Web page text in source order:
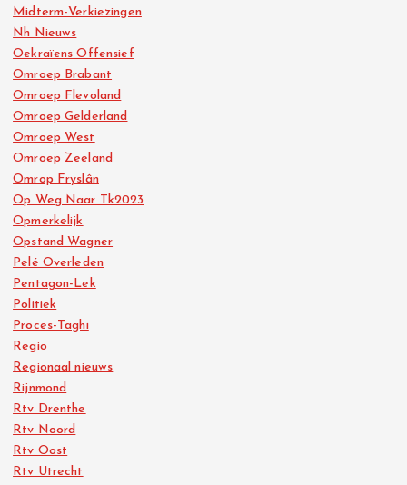
Midterm-Verkiezingen
Nh Nieuws
Oekraïens Offensief
Omroep Brabant
Omroep Flevoland
Omroep Gelderland
Omroep West
Omroep Zeeland
Omrop Fryslân
Op Weg Naar Tk2023
Opmerkelijk
Opstand Wagner
Pelé Overleden
Pentagon-Lek
Politiek
Proces-Taghi
Regio
Regionaal nieuws
Rijnmond
Rtv Drenthe
Rtv Noord
Rtv Oost
Rtv Utrecht